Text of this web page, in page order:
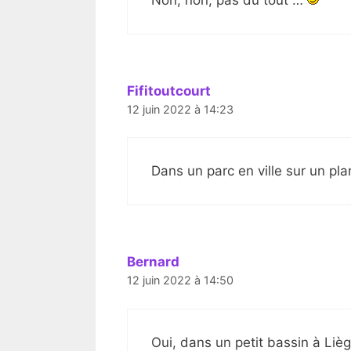
Fifitoutcourt
12 juin 2022 à 14:23
Dans un parc en ville sur un
Bernard
12 juin 2022 à 14:50
Oui, dans un petit bassin à